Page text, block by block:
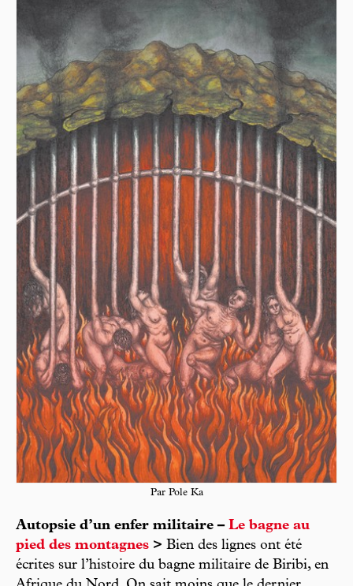
Par Pole Ka
Autopsie d’un enfer militaire – Le bagne au
pied des montagnes > Bien des lignes ont été
écrites sur l’histoire du bagne militaire de Biribi, en